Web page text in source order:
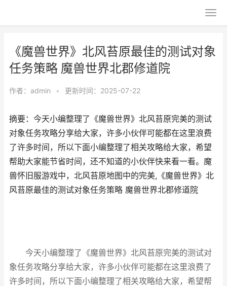
《魔兽世界》北风苔原最佳的测试对象
任务策略 魔兽世界北郡修道院
作者： admin • 更新时间：2025-07-22
摘要：今天小编整理了《魔兽世界》北风苔原完美的测试
对象任务攻略分享给大家，许多小伙伴可能都在这里浪费
了许多时间，所以下面小编整理了相关攻略给大家，希望
帮助大家能节省时间，还不知道的小伙伴快来看一看。魔
兽怀旧服游戏中，北风苔原地图中的完美,《魔兽世界》北
风苔原最佳的测试对象任务策略 魔兽世界北郡修道院
今天小编整理了《魔兽世界》北风苔原完美的测试对
象任务攻略分享给大家，许多小伙伴可能都在这里浪费了
许多时间，所以下面小编整理了相关攻略给大家，希望帮